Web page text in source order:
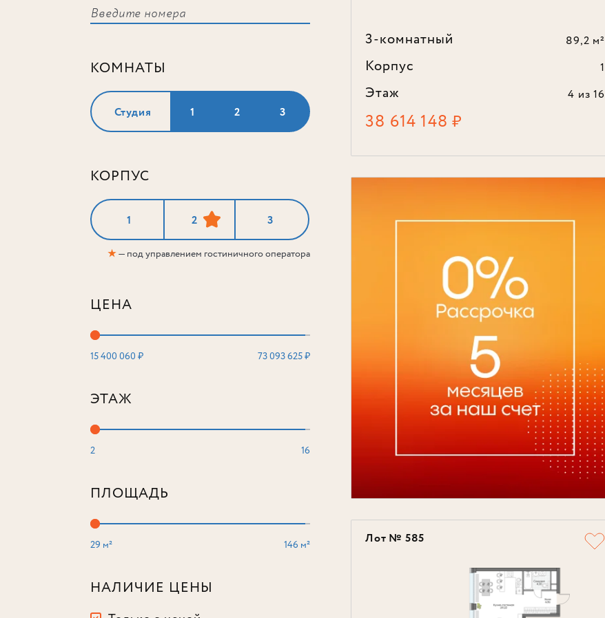
КОМНАТЫ
Студия 1 2 3
КОРПУС
1 2 3
★— под управлением гостиничного оператора
ЦЕНА
15 400 060 ₽ 73 093 625 ₽
ЭТАЖ
2 16
ПЛОЩАДЬ
29 м² 146 м²
НАЛИЧИЕ ЦЕНЫ
3-комнатный 89,2 м²
Корпус 1
Этаж 4 из 16
38 614 148₽
Лот № 585